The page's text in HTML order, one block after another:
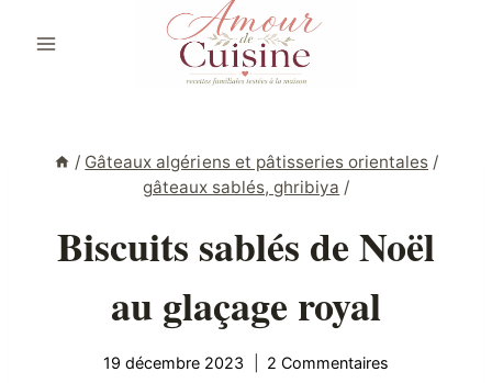
/ Gâteaux algériens et pâtisseries orientales /
gâteaux sablés, ghribiya /
Biscuits sablés de Noël
au glaçage royal
19 décembre 2023 2 Commentaires